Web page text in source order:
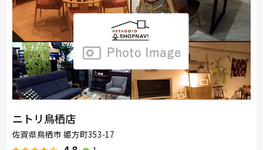
ニトリ鳥栖店
佐賀県鳥栖市 姫方町353-17